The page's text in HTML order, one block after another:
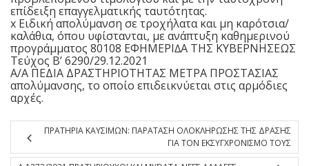
επίδειξη επαγγελματικής ταυτότητας.
x Ειδική απολύμανση σε τροχήλατα και μη καρότσια/
καλάθια, όπου υφίστανται, με ανάπτυξη καθημερινού
προγράμματος 80108 ΕΦΗΜΕΡΙ∆Α TΗΣ ΚΥΒΕΡΝΗΣΕΩΣ
Τεύχος B’ 6290/29.12.2021
Α/Α ΠΕΔΙΑ ΔΡΑΣΤΗΡΙΟΤΗΤΑΣ ΜΕΤΡΑ ΠΡΟΣΤΑΣΙΑΣ
απολύμανσης, το οποίο επιδεικνύεται στις αρμόδιες
αρχές.
ΠΡΑΤΗΡΙΑ ΚΑΥΣΙΜΩΝ: ΠΑΡΑΤΑΣΗ ΟΛΟΚΛΗΡΩΣΗΣ ΤΗΣ ΔΡΑΣΗΣ
ΓΙΑ ΤΟΝ ΕΚΣΥΓΧΡΟΝΙΣΜΟ ΤΟΥΣ